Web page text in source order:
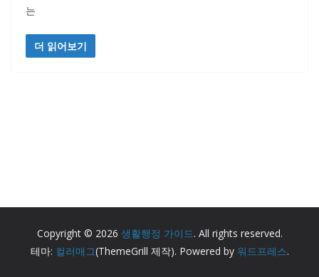
는
더 읽어보기
Copyright © 2026 생활행정 가이드. All rights reserved.
테마: 컬러매그(ThemeGrill 제작). Powered by 워드프레스.